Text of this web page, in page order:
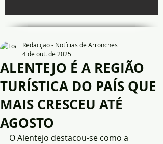
ALENTEJO É A REGIÃO
TURÍSTICA DO PAÍS QUE
MAIS CRESCEU ATÉ
AGOSTO
Redacção - Notícias de Arronches
4 de out. de 2025
O Alentejo destacou-se como a